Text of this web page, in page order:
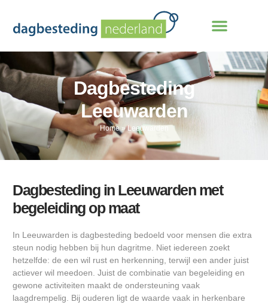
Dagbesteding
Leeuwarden
Home»Leeuwarden
Dagbesteding in Leeuwarden met
begeleiding op maat
In Leeuwarden is dagbesteding bedoeld voor mensen die extra
steun nodig hebben bij hun dagritme. Niet iedereen zoekt
hetzelfde: de een wil rust en herkenning, terwijl een ander juist
actiever wil meedoen. Juist de combinatie van begeleiding en
gewone activiteiten maakt de ondersteuning vaak
laagdrempelig. Bij ouderen ligt de waarde vaak in herkenbare